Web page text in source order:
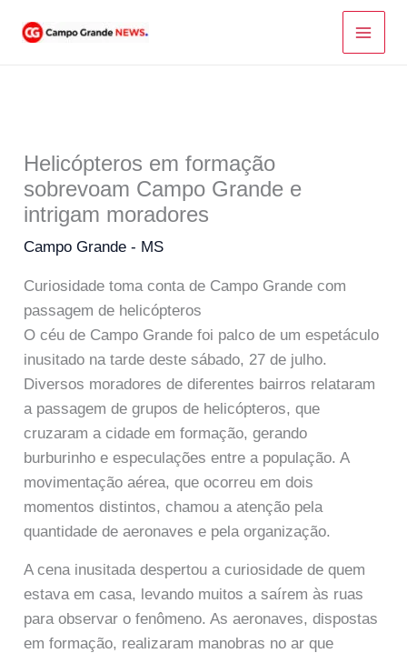
para
Helicópteros em formação
sobrevoam Campo Grande e
intrigam moradores
Campo Grande - MS
Curiosidade toma conta de Campo Grande com
passagem de helicópteros
O céu de Campo Grande foi palco de um espetáculo
inusitado na tarde deste sábado, 27 de julho.
Diversos moradores de diferentes bairros relataram
a passagem de grupos de helicópteros, que
cruzaram a cidade em formação, gerando
burburinho e especulações entre a população. A
movimentação aérea, que ocorreu em dois
momentos distintos, chamou a atenção pela
quantidade de aeronaves e pela organização.
A cena inusitada despertou a curiosidade de quem
estava em casa, levando muitos a saírem às ruas
para observar o fenômeno. As aeronaves, dispostas
em formação, realizaram manobras no ar que